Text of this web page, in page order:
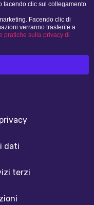
facendo clic sul collegamento
Facendo clic di
verranno trasferite a
pratiche sulla privacy di
dati
terzi